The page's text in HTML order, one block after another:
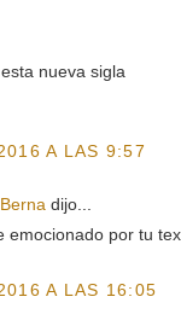
nueva sigla
A LAS 9:57
dijo...
emocionado por tu
A LAS 16:05